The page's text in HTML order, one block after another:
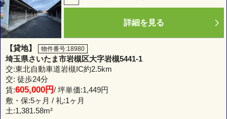
詳細を見る
【貸地】 物件番号:18980
埼玉県さいたま市岩槻区大字岩槻5441-1
交:東北自動車道岩槻IC約2.5km
交: 徒歩24分
賃:605,000円/ 坪単価:1,449円
敷・保:5ヶ月 / 礼:1ヶ月
土:1,381.58m²